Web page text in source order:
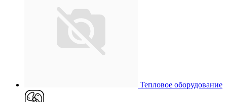
Тепловое оборудование